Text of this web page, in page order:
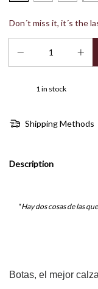
Don´t miss it, it´s the
1 in stock
Shipping Methods
Description
“Hay dos cosas de las
Botas, el mejor